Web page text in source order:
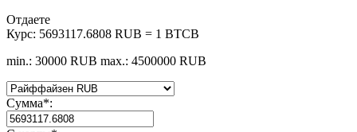
Отдаете
Курс: 5693117.6808 RUB = 1 BTCB
min.: 30000 RUB max.: 4500000 RUB
Сумма*: